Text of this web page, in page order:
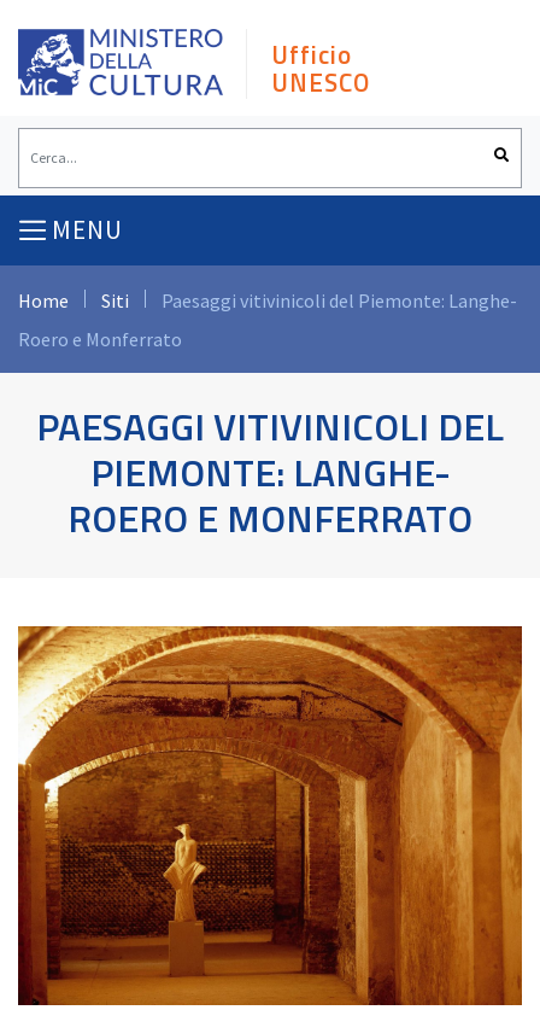
content
Ufficio
UNESCO
MENU
Home Siti
Paesaggi vitivinicoli del Piemonte: Langhe-
Roero e Monferrato
PAESAGGI VITIVINICOLI DEL
PIEMONTE: LANGHE-
ROERO E MONFERRATO